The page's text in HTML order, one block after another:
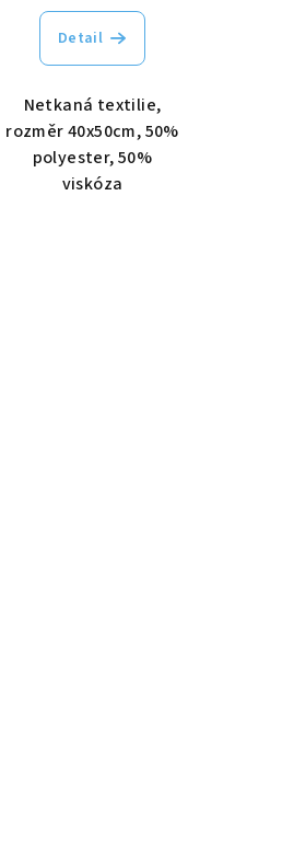
Detail
Netkaná textilie,
rozměr 40x50cm, 50%
polyester, 50%
viskóza